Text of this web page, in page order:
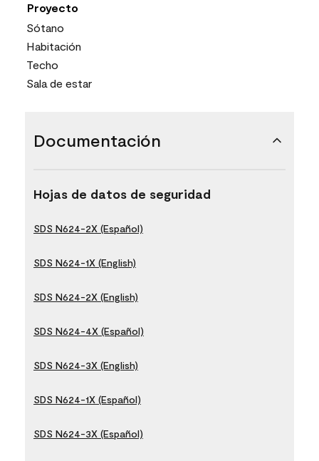
Proyecto
Sótano
Habitación
Techo
Sala de estar
Documentación
Hojas de datos de seguridad
SDS N624-2X (Español)
SDS N624-1X (English)
SDS N624-2X (English)
SDS N624-4X (Español)
SDS N624-3X (English)
SDS N624-1X (Español)
SDS N624-3X (Español)